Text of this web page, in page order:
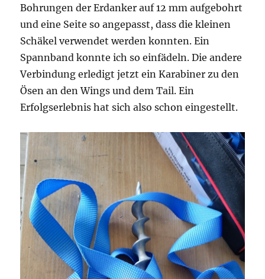
Bohrungen der Erdanker auf 12 mm aufgebohrt
und eine Seite so angepasst, dass die kleinen
Schäkel verwendet werden konnten. Ein
Spannband konnte ich so einfädeln. Die andere
Verbindung erledigt jetzt ein Karabiner zu den
Ösen an den Wings und dem Tail. Ein
Erfolgserlebnis hat sich also schon eingestellt.